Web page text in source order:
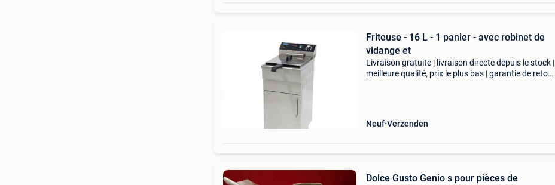
Friteuse - 16 L - 1 panier - avec robinet de
vidange et
Livraison gratuite | livraison directe depuis le stock |
meilleure qualité, prix le plus bas | garantie de retour
Neuf Verzenden
Dolce Gusto Genio s pour pièces de